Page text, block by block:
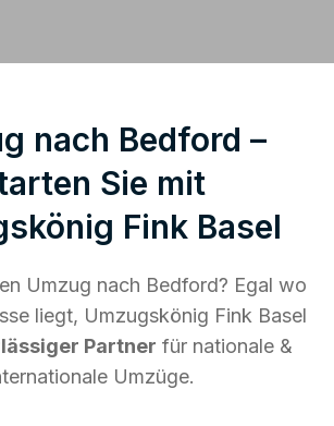
nach Bedford –
Sie mit
Fink Basel
Umzug nach Bedford? Egal wo
liegt, Umzugskönig Fink Basel
Partner für nationale &
Umzüge.